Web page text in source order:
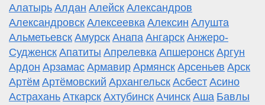
Алатырь Алдан Алейск Александров
Александровск Алексеевка Алексин Алушта
Альметьевск Амурск Анапа Ангарск Анжеро-
Судженск Апатиты Апрелевка Апшеронск Аргун
Ардон Арзамас Армавир Армянск Арсеньев Арск
Артём Артёмовский Архангельск Асбест Асино
Астрахань Аткарск Ахтубинск Ачинск Аша Бавлы